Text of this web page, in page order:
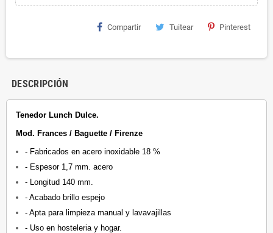
Compartir Tuitear Pinterest
DESCRIPCIÓN
Tenedor Lunch Dulce.
Mod. Frances / Baguette / Firenze
- Fabricados en acero inoxidable 18 %
- Espesor 1,7 mm. acero
- Longitud 140 mm.
- Acabado brillo espejo
- Apta para limpieza manual y lavavajillas
- Uso en hosteleria y hogar.